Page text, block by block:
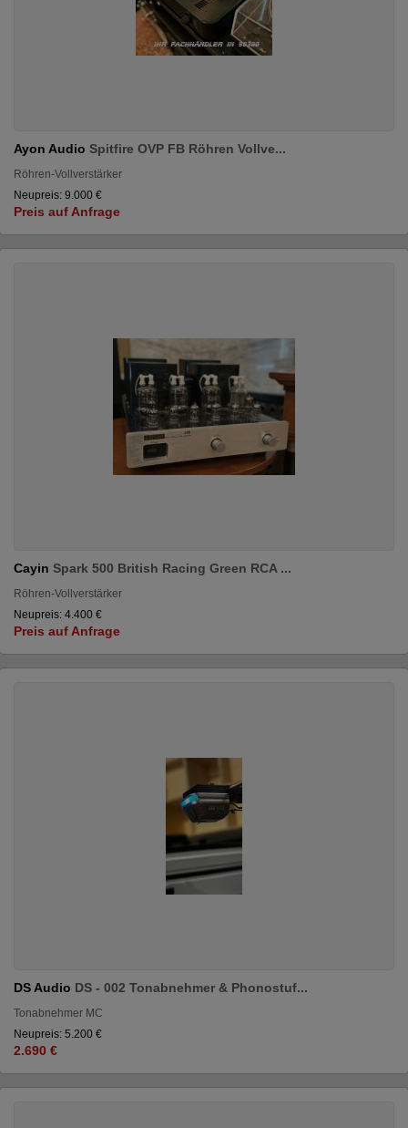
Ayon Audio Spitfire OVP FB Röhren Vollve...
Röhren-Vollverstärker
Neupreis: 9.000 €
Preis auf Anfrage
Cayin Spark 500 British Racing Green RCA ...
Röhren-Vollverstärker
Neupreis: 4.400 €
Preis auf Anfrage
DS Audio DS - 002 Tonabnehmer & Phonostuf...
Tonabnehmer MC
Neupreis: 5.200 €
2.690 €